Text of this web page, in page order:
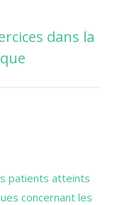
dans la
patients atteints
concernant les